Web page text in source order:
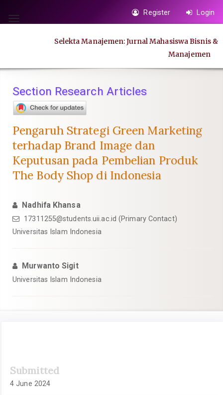
jump
Main
Main
Content
Toggle
Register Login
Selekta Manajemen: Jurnal Mahasiswa Bisnis &
Manajemen
Section Research Articles
Pengaruh Strategi Green Marketing
terhadap Brand Image dan
Keputusan pada Pembelian Produk
The Body Shop di Indonesia
Nadhifa Khansa
17311255@students.uii.ac.id (Primary Contact)
Universitas Islam Indonesia
Murwanto Sigit
Universitas Islam Indonesia
Sidebar
Submitted
4 June 2024